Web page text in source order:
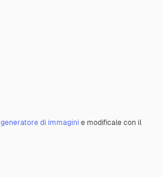
generatore di immagini e modificale con il